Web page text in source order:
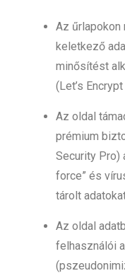
Az űrlapokon
keletkező
minősítést
(Let’s
Az oldal
prémium
Security Pro)
force” és
tárolt
Az oldal
felhasználói